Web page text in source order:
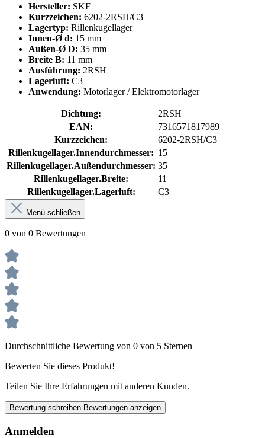
Hersteller: SKF
Kurzzeichen: 6202-2RSH/C3
Lagertyp: Rillenkugellager
Innen-Ø d: 15 mm
Außen-Ø D: 35 mm
Breite B: 11 mm
Ausführung: 2RSH
Lagerluft: C3
Anwendung: Motorlager / Elektromotorlager
Dichtung:
2RSH
EAN:
7316571817989
Kurzzeichen:
6202-2RSH/C3
Rillenkugellager.Innendurchmesser: 15
Rillenkugellager.Außendurchmesser: 35
Rillenkugellager.Breite:
11
Rillenkugellager.Lagerluft:
C3
Menü schließen
0 von 0 Bewertungen
Durchschnittliche Bewertung von 0 von 5 Sternen
Bewerten Sie dieses Produkt!
Teilen Sie Ihre Erfahrungen mit anderen Kunden.
Bewertung schreiben Bewertungen anzeigen
Anmelden